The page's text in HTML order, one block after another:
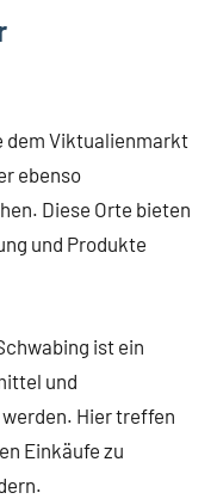
dem Viktualienmarkt
ebenso
Diese Orte bieten
und Produkte
ist ein
und
Hier treffen
Einkäufe zu